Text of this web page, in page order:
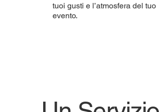
tuoi gusti e l’atmosfera del tuo
evento.